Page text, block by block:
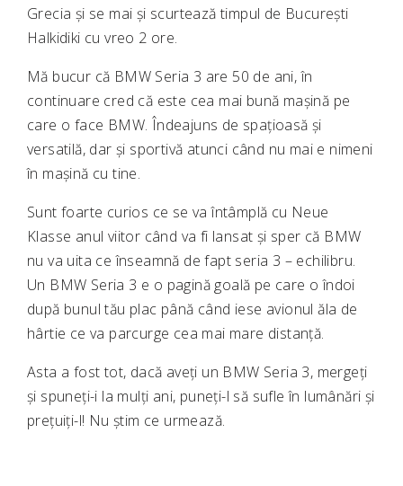
Grecia și se mai și scurtează timpul de București
Halkidiki cu vreo 2 ore.
Mă bucur că BMW Seria 3 are 50 de ani, în
continuare cred că este cea mai bună mașină pe
care o face BMW. Îndeajuns de spațioasă și
versatilă, dar și sportivă atunci când nu mai e nimeni
în mașină cu tine.
Sunt foarte curios ce se va întâmplă cu Neue
Klasse anul viitor când va fi lansat și sper că BMW
nu va uita ce înseamnă de fapt seria 3 – echilibru.
Un BMW Seria 3 e o pagină goală pe care o îndoi
după bunul tău plac până când iese avionul ăla de
hârtie ce va parcurge cea mai mare distanță.
Asta a fost tot, dacă aveți un BMW Seria 3, mergeți
și spuneți-i la mulți ani, puneți-l să sufle în lumânări și
prețuiți-l! Nu știm ce urmează.